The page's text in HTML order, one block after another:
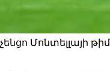
Մոնտելլայի